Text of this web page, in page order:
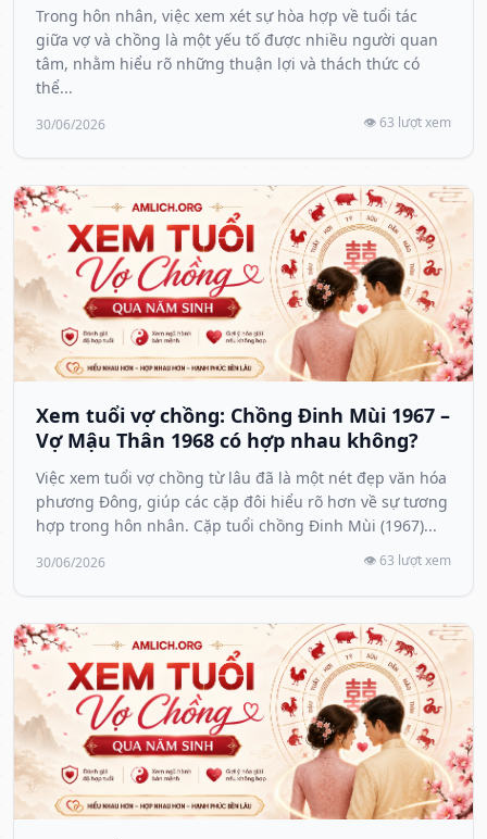
Trong hôn nhân, việc xem xét sự hòa hợp về tuổi tác
giữa vợ và chồng là một yếu tố được nhiều người quan
tâm, nhằm hiểu rõ những thuận lợi và thách thức có
thể...
30/06/2026 👁️ 63 lượt xem
Xem tuổi vợ chồng: Chồng Đinh Mùi 1967 –
Vợ Mậu Thân 1968 có hợp nhau không?
Việc xem tuổi vợ chồng từ lâu đã là một nét đẹp văn hóa
phương Đông, giúp các cặp đôi hiểu rõ hơn về sự tương
hợp trong hôn nhân. Cặp tuổi chồng Đinh Mùi (1967)...
30/06/2026 👁️ 63 lượt xem